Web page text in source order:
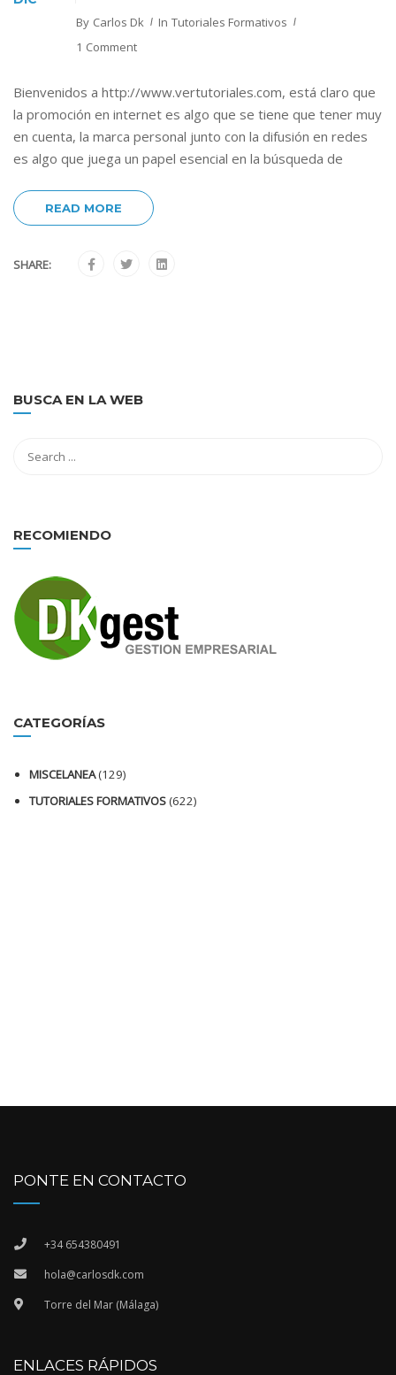
By Carlos Dk In Tutoriales Formativos
1 Comment
Bienvenidos a http://www.vertutoriales.com, está claro que
la promoción en internet es algo que se tiene que tener muy
en cuenta, la marca personal junto con la difusión en redes
es algo que juega un papel esencial en la búsqueda de
READ MORE
SHARE:
BUSCA EN LA WEB
RECOMIENDO
CATEGORÍAS
MISCELANEA(129)
TUTORIALES FORMATIVOS(622)
PONTE EN CONTACTO
+34 654380491
hola@carlosdk.com
Torre del Mar (Málaga)
ENLACES RÁPIDOS